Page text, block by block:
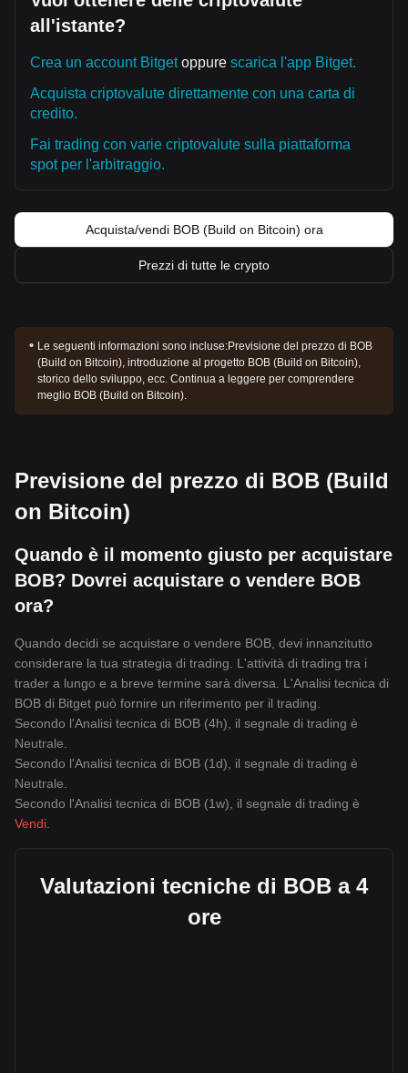
all'istante?
Crea un account Bitgetoppure scarica l'app Bitget.
Acquista criptovalute direttamente con una carta di
credito.
Fai trading con varie criptovalute sulla piattaforma
spot per l'arbitraggio.
Acquista/vendi BOB (Build on Bitcoin) ora
Prezzi di tutte le crypto
Le seguenti informazioni sono incluse:Previsione del prezzo di BOB
(Build on Bitcoin), introduzione al progetto BOB (Build on Bitcoin),
storico dello sviluppo, ecc. Continua a leggere per comprendere
meglio BOB (Build on Bitcoin).
Previsione del prezzo di BOB (Build
on Bitcoin)
Quando è il momento giusto per acquistare
BOB? Dovrei acquistare o vendere BOB
ora?
Quando decidi se acquistare o vendere BOB, devi innanzitutto
considerare la tua strategia di trading. L'attività di trading tra i
trader a lungo e a breve termine sarà diversa. L'Analisi tecnica di
BOB di Bitget può fornire un riferimento per il trading.
Secondo l'Analisi tecnica di BOB (4h), il segnale di trading è
Neutrale
Secondo l'Analisi tecnica di BOB (1d), il segnale di trading è
Neutrale
Secondo l'Analisi tecnica di BOB (1w), il segnale di trading è
Vendi
Valutazioni tecniche di BOB a 4
ore